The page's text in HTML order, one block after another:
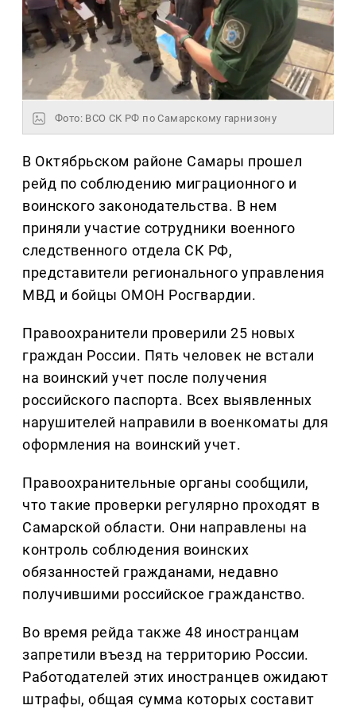
Фото: ВСО СК РФ по Самарскому гарнизону
В Октябрьском районе Самары прошел
рейд по соблюдению миграционного и
воинского законодательства. В нем
приняли участие сотрудники военного
следственного отдела СК РФ,
представители регионального управления
МВД и бойцы ОМОН Росгвардии.
Правоохранители проверили 25 новых
граждан России. Пять человек не встали
на воинский учет после получения
российского паспорта. Всех выявленных
нарушителей направили в военкоматы для
оформления на воинский учет.
Правоохранительные органы сообщили,
что такие проверки регулярно проходят в
Самарской области. Они направлены на
контроль соблюдения воинских
обязанностей гражданами, недавно
получившими российское гражданство.
Во время рейда также 48 иностранцам
запретили въезд на территорию России.
Работодателей этих иностранцев ожидают
штрафы, общая сумма которых составит